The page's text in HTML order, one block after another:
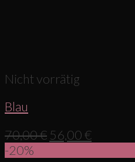
Nicht vorrätig
Blau
70,00€ 56,00€
-20%